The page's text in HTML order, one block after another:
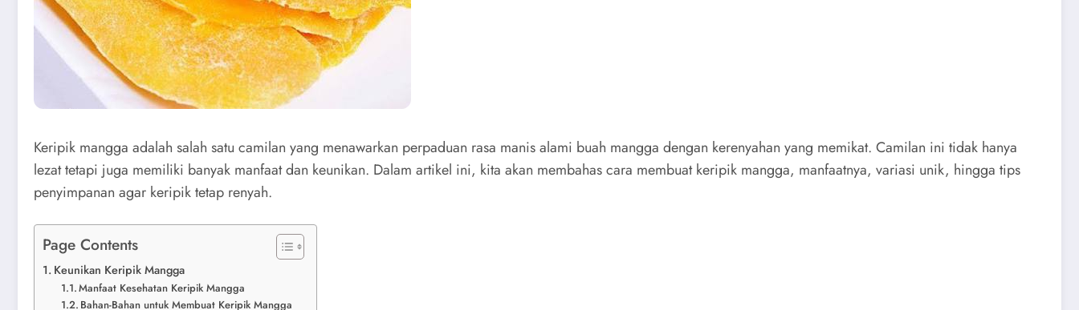
Keripik mangga adalah salah satu camilan yang menawarkan perpaduan rasa manis alami buah mangga dengan kerenyahan yang memikat. Camilan ini tidak hanya
lezat tetapi juga memiliki banyak manfaat dan keunikan. Dalam artikel ini, kita akan membahas cara membuat keripik mangga, manfaatnya, variasi unik, hingga tips
penyimpanan agar keripik tetap renyah.
Page Contents
Keunikan Keripik Mangga
Manfaat Kesehatan Keripik Mangga
Bahan-Bahan untuk Membuat Keripik Mangga